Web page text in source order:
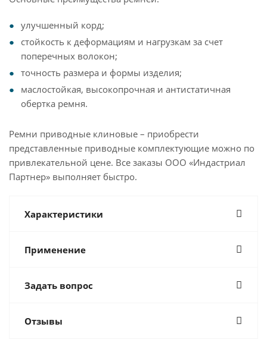
улучшенный корд;
стойкость к деформациям и нагрузкам за счет
поперечных волокон;
точность размера и формы изделия;
маслостойкая, высокопрочная и антистатичная
обертка ремня.
Ремни приводные клиновые – приобрести
представленные приводные комплектующие можно по
привлекательной цене. Все заказы ООО «Индастриал
Партнер» выполняет быстро.
Характеристики
Применение
Задать вопрос
Отзывы